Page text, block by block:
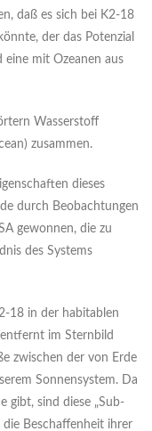
daß es sich bei K2-18
der das Potenzial
eine mit Ozeanen aus
Wasserstoff
zusammen.
dieses
durch Beobachtungen
gewonnen, die zu
des Systems
18 in der habitablen
im Sternbild
zwischen der von Erde
Sonnensystem. Da
gibt, sind diese „Sub-
Beschaffenheit ihrer